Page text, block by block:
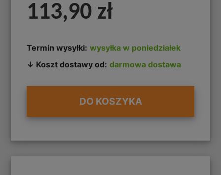
113,90 zł
Termin wysyłki: wysyłka w poniedziałek
↓ Koszt dostawy od: darmowa dostawa
DO KOSZYKA